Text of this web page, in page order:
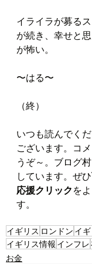
イライラが募る
が続き、幸せと
が怖い。
〜はる〜
（終）
いつも読んでく
ございます。コ
うぞ～。ブログ
しています。ぜひ
応援クリックを
す。
イギリス ロンドン イ
イギリス情報 インフレ
お金